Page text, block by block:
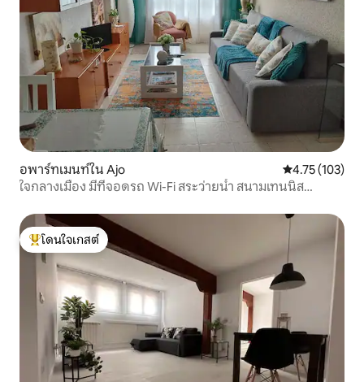
อพาร์ทเมนท์ใน Ajo คะแนนเฉลี่ย
4.75 (103)
ใจกลางเมือง มีที่จอดรถ Wi-Fi สระว่ายน้ำ สนามเทนนิส
โดนใจเกสต์ที่สุด
โดนใจเกสต์